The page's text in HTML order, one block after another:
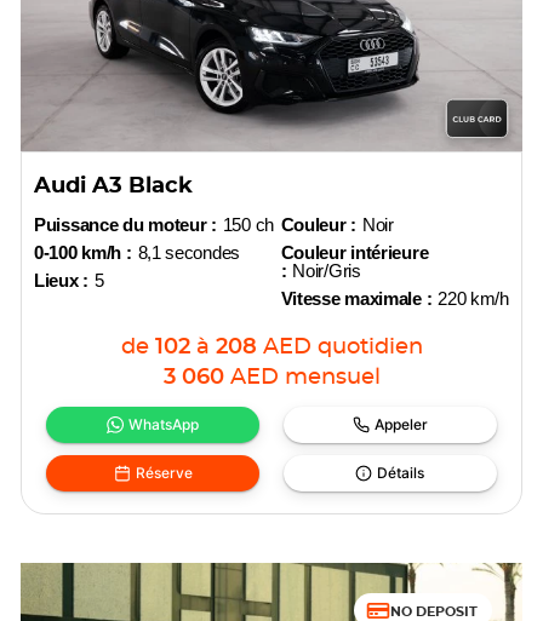
Audi A3 Black
Puissance du moteur : 150 ch
0-100 km/h : 8,1 secondes
Lieux : 5
Couleur : Noir
Couleur intérieure
: Noir/Gris
Vitesse maximale : 220 km/h
de 102 à 208 AED quotidien
3 060 AED mensuel
WhatsApp Appeler
Réserve Détails
NO DEPOSIT